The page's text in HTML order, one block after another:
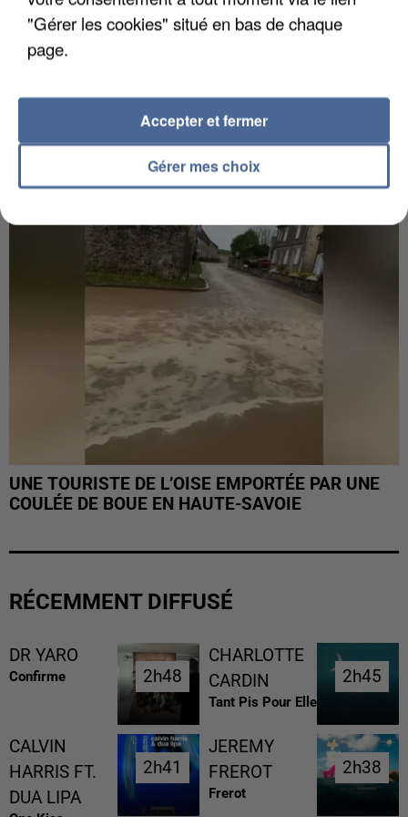
UN SECOND CADRE DE LA DZ MAFIA
INTERPELLÉ EN ALGÉRIE
UNE TOURISTE DE L’OISE EMPORTÉE PAR UNE
COULÉE DE BOUE EN HAUTE-SAVOIE
RÉCEMMENT DIFFUSÉ
DR YARO
Confirme 2h48
2h48
CHARLOTTE
CARDIN
Tant Pis Pour Elle
2h45
2h45
CALVIN
HARRIS FT.
DUA LIPA
2h41
2h41
JEREMY
FREROT
Frerot
2h38
2h38
"Gérer les cookies" situé en bas de chaque
page.
Gérer mes choix
Accepter et fermer